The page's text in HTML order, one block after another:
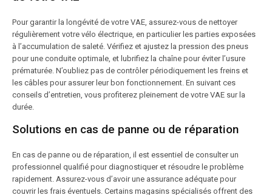
Pour garantir la longévité de votre VAE, assurez-vous de nettoyer
régulièrement votre vélo électrique, en particulier les parties exposées
à l’accumulation de saleté. Vérifiez et ajustez la pression des pneus
pour une conduite optimale, et lubrifiez la chaîne pour éviter l’usure
prématurée. N’oubliez pas de contrôler périodiquement les freins et
les câbles pour assurer leur bon fonctionnement. En suivant ces
conseils d’entretien, vous profiterez pleinement de votre VAE sur la
durée.
Solutions en cas de panne ou de réparation
En cas de panne ou de réparation, il est essentiel de consulter un
professionnel qualifié pour diagnostiquer et résoudre le problème
rapidement. Assurez-vous d’avoir une assurance adéquate pour
couvrir les frais éventuels. Certains magasins spécialisés offrent des